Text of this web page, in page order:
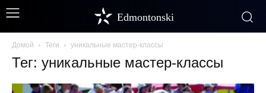
Edmontonski
Домой Теги уникальные мастер-классы
Тег: уникальные мастер-классы